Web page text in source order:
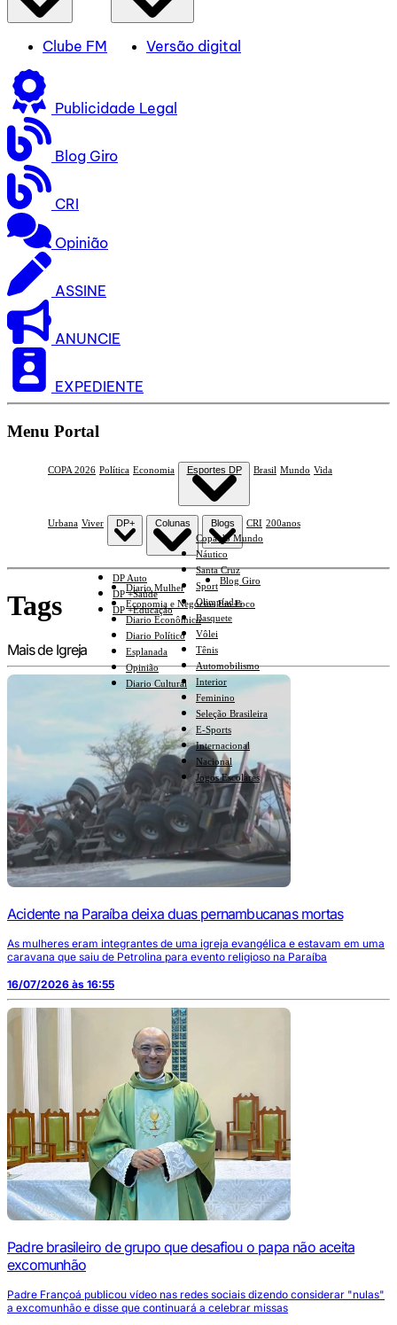
Clube FM Versão digital
Publicidade Legal
Blog Giro
CRI
Opinião
ASSINE
ANUNCIE
EXPEDIENTE
Menu Portal
COPA 2026 Política Economia Esportes DP
Copa do Mundo
Náutico
Santa Cruz
Sport
Olimpíadas
Basquete
Vôlei
Tênis
Automobilismo
Interior
Feminino
Seleção Brasileira
E-Sports
Internacional
Nacional
Jogos Escolares
Brasil Mundo Vida
Urbana Viver DP+
DP Auto
DP +Saúde
DP +Educação
Colunas
Diario Mulher
Economia e Negócios Em Foco
Diario Econômico
Diario Político
Esplanada
Opinião
Diario Cultural
Blogs
Blog Giro
CRI 200anos
Tags
Mais de Igreja
Acidente na Paraíba deixa duas pernambucanas mortas
As mulheres eram integrantes de uma igreja evangélica e estavam em uma
caravana que saiu de Petrolina para evento religioso na Paraíba
16/07/2026 às 16:55
Padre brasileiro de grupo que desafiou o papa não aceita
excomunhão
Padre Françoá publicou vídeo nas redes sociais dizendo considerar "nulas"
a excomunhão e disse que continuará a celebrar missas